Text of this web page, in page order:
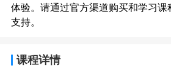
体验。请通过官方渠道购买和学习
支持。
课程详情